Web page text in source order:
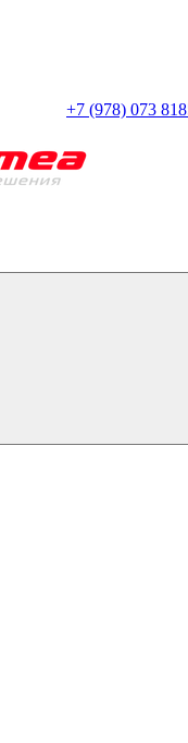
+7 (978) 073